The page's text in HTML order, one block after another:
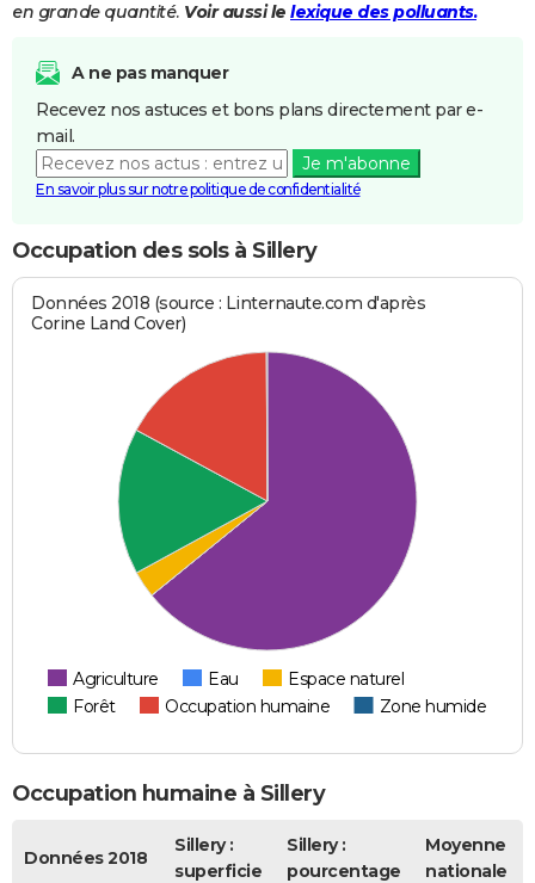
Bricolage
Lifestyle
Culture
Sport
Auto
Television
Voyage
Cinema
en grande quantité. Voir aussi le lexique des polluants.
A ne pas manquer
Recevez nos astuces et bons plans directement par e-
mail.
Je m'abonne
En savoir plus sur notre politique de confidentialité
Occupation des sols à Sillery
Données 2018 (source : Linternaute.com d'après
Corine Land Cover)
Agriculture Eau
Espace naturel
Forêt
Occupation humaine Zone humide
Occupation humaine à Sillery
Données 2018
Sillery :
superficie
Sillery :
pourcentage
Moyenne
nationale